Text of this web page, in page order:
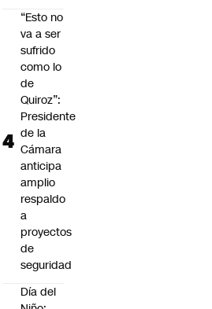
“Esto no
va a ser
sufrido
como lo
de
Quiroz”:
Presidente
de la
Cámara
anticipa
amplio
respaldo
a
proyectos
de
seguridad
Día del